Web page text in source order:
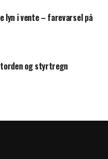
lyn i vente – farevarsel på
og styrtregn